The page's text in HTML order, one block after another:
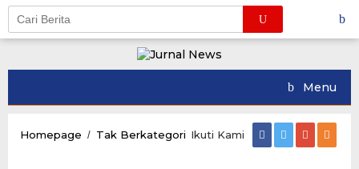
Skip
content
Menu
Homepage / Tak Berkategori Tidak
Ikuti Kami